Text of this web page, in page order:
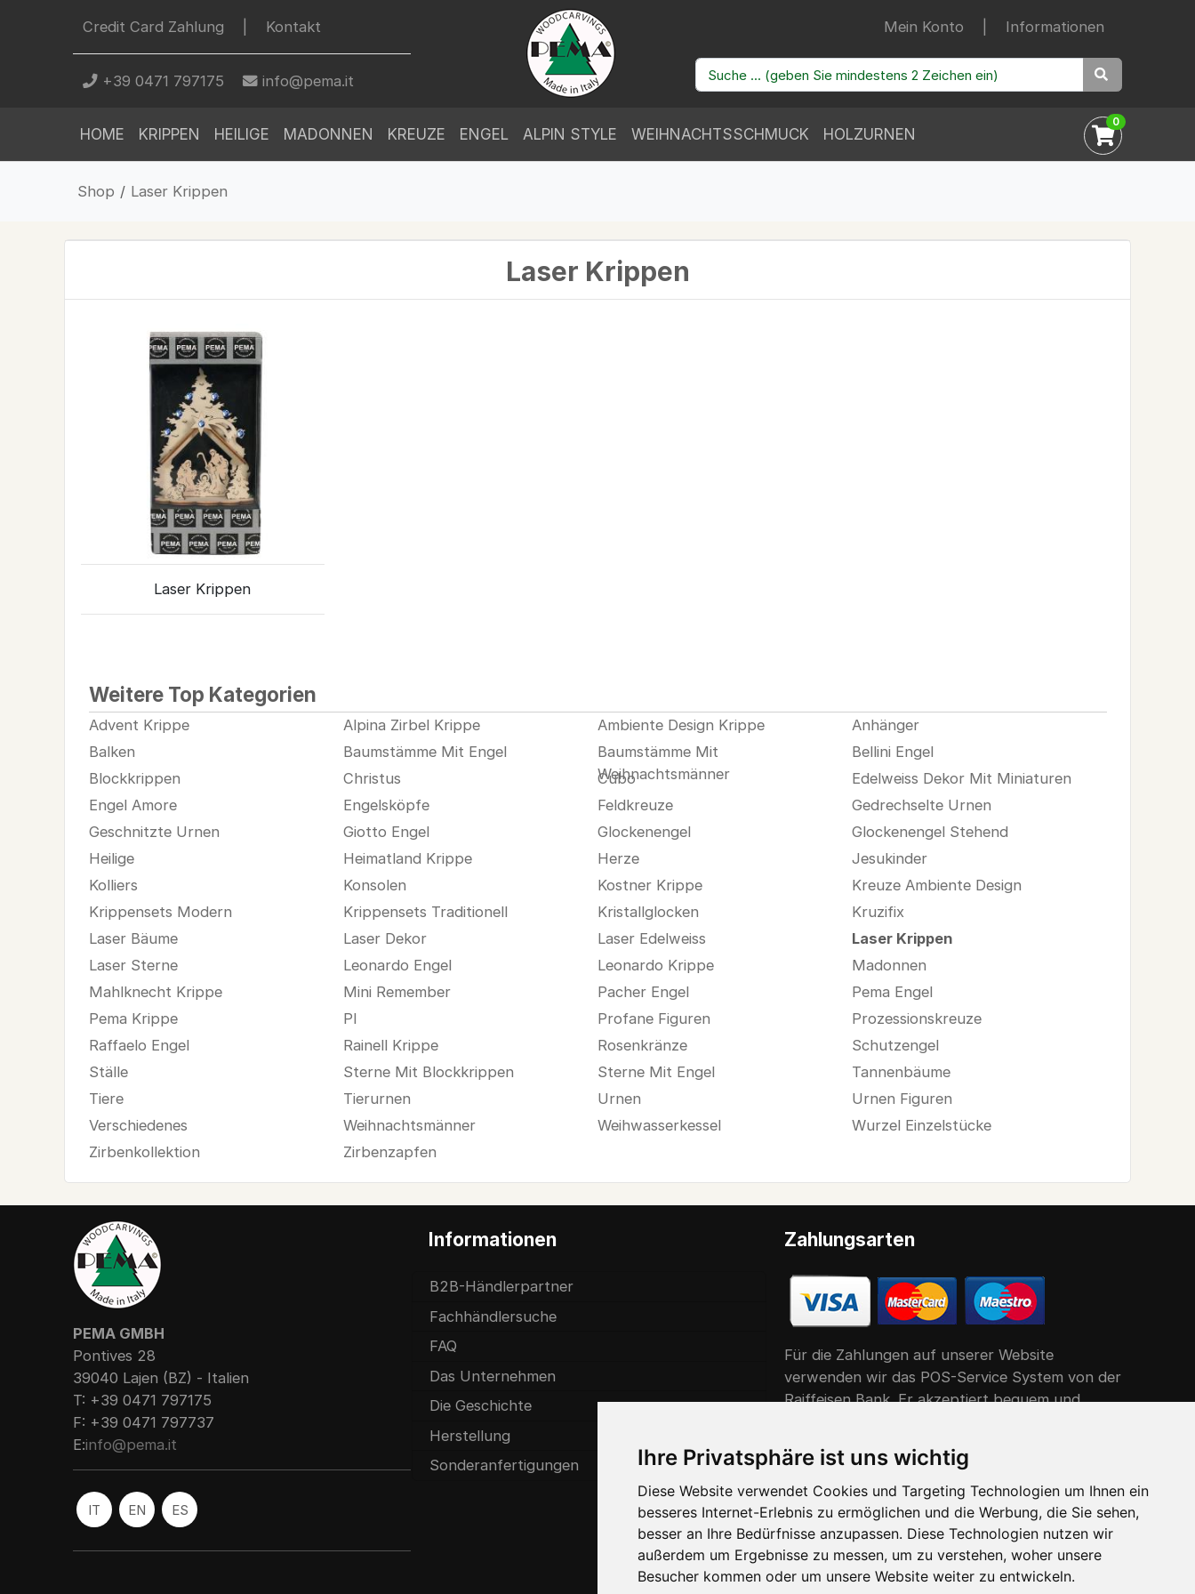
Ihre Privatsphäre ist uns wichtig
Diese Website verwendet Cookies und Targeting Technologien um Ihnen ein
besseres Internet-Erlebnis zu ermöglichen und die Werbung, die Sie sehen,
besser an Ihre Bedürfnisse anzupassen. Diese Technologien nutzen wir
außerdem um Ergebnisse zu messen, um zu verstehen, woher unsere
Besucher kommen oder um unsere Website weiter zu entwickeln.
Credit Card Zahlung Kontakt
+39 0471 797175 info@pema.it
Mein Konto Informationen
HOME KRIPPEN HEILIGE MADONNEN KREUZE ENGEL ALPIN STYLE WEIHNACHTSSCHMUCK HOLZURNEN
0
Shop / Laser Krippen
Laser Krippen
Laser Krippen
Weitere Top Kategorien
Advent Krippe Alpina Zirbel Krippe Ambiente Design Krippe
Anhänger
Balken
Baumstämme Mit Engel
Baumstämme Mit
Weihnachtsmänner
Bellini Engel
Blockkrippen
Christus Cubo
Edelweiss Dekor Mit Miniaturen
Engel Amore
Engelsköpfe Feldkreuze
Gedrechselte Urnen
Geschnitzte Urnen
Giotto Engel Glockenengel
Glockenengel Stehend
Heilige
Heimatland Krippe Herze
Jesukinder
Kolliers
Konsolen Kostner Krippe
Kreuze Ambiente Design
Krippensets Modern
Krippensets Traditionell Kristallglocken
Kruzifix
Laser Bäume
Laser Dekor Laser Edelweiss
Laser Krippen
Laser Sterne
Leonardo Engel Leonardo Krippe
Madonnen
Mahlknecht Krippe
Mini Remember Pacher Engel
Pema Engel
Pema Krippe
Pl Profane Figuren
Prozessionskreuze
Raffaelo Engel
Rainell Krippe Rosenkränze
Schutzengel
Ställe
Sterne Mit Blockkrippen Sterne Mit Engel
Tannenbäume
Tiere
Tierurnen Urnen
Urnen Figuren
Verschiedenes
Weihnachtsmänner Weihwasserkessel
Wurzel Einzelstücke
Zirbenkollektion
Zirbenzapfen
PEMA GMBH
Pontives 28
39040 Lajen (BZ) - Italien
T: +39 0471 797175
F: +39 0471 797737
E:info@pema.it
IT EN ES
Informationen
B2B-Händlerpartner
Fachhändlersuche
FAQ
Das Unternehmen
Die Geschichte
Herstellung
Sonderanfertigungen
Zahlungsarten
Für die Zahlungen auf unserer Website
verwenden wir das POS-Service System von der
Raiffeisen Bank. Er akzeptiert bequem und